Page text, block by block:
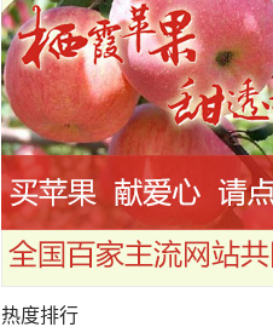
热度排行